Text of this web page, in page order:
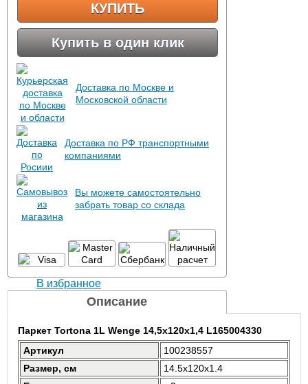
КУПИТЬ
Купить в один клик
Доставка по Москве и
Московской области
Доставка по РФ транспортными
компаниями
Вы можете самостоятельно
забрать товар со склада
В избранное
Описание
Паркет Tortona 1L Wenge 14,5x120x1,4 L165004330
Артикул
100238557
Размер, см
14.5x120x1.4